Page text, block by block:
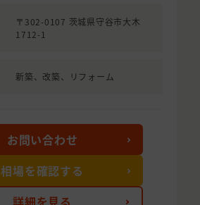
〒302-0107 茨城県守谷市大木
1712-1
新築、改築、リフォーム
お問い合わせ
相場を確認する